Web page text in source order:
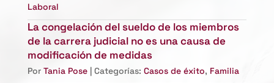
Laboral
La congelación del sueldo de los miembros
de la carrera judicial no es una causa de
modificación de medidas
Por Tania Pose| Categorías: Casos de éxito, Familia